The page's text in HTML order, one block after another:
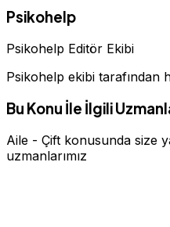
Psikohelp
Psikohelp Editör Ekibi
Psikohelp ekibi tarafından
Bu Konu İle İlgili
Aile - Çift konusunda size
uzmanlarımız